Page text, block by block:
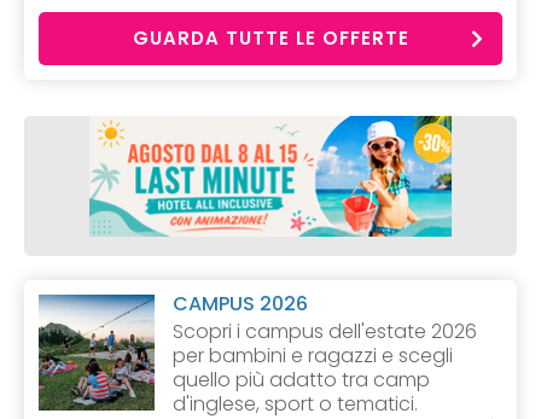
GUARDA TUTTE LE OFFERTE
CAMPUS 2026
Scopri i campus dell'estate 2026
per bambini e ragazzi e scegli
quello più adatto tra camp
d'inglese, sport o tematici.